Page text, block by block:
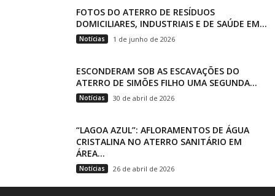
FOTOS DO ATERRO DE RESÍDUOS
DOMICILIARES, INDUSTRIAIS E DE SAÚDE EM...
Notícias 1 de junho de 2026
ESCONDERAM SOB AS ESCAVAÇÕES DO
ATERRO DE SIMÕES FILHO UMA SEGUNDA...
Notícias 30 de abril de 2026
“LAGOA AZUL”: AFLORAMENTOS DE ÁGUA
CRISTALINA NO ATERRO SANITÁRIO EM
ÁREA...
Notícias 26 de abril de 2026